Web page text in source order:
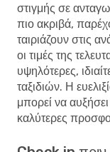
στιγμής σε
πιο ακριβά,
ταιριάζουν στις
οι τιμές της
υψηλότερες,
ταξιδιών. Η
μπορεί να
καλύτερες